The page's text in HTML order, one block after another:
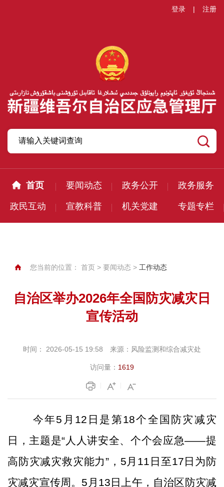
登录 | 注册
首页 要闻动态 政务公开 政务服务
政民互动 宣教科普 机关党建 专题专栏
您当前的位置： 首页 > 要闻动态 > 工作动态
自治区举办2026年全国防灾减灾日
宣传活动
时间： 2026-05-15 19:58 来源： 风险监测和综合减灾处
访问量： 1619
今年5 月 12 日是第18个全国防灾减灾
日，主题是“人人讲安全、个个会应急——提
高防灾减灾救灾能力” ， 5 月 11 日至17 日为防
灾减灾宣传周。 5 月 13 日上午，自治区防灾减